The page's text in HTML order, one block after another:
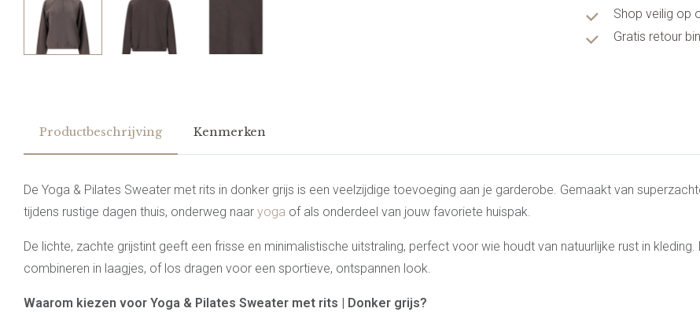
Shop veilig op
Gratis retour
Productbeschrijving Kenmerken
De Yoga & Pilates Sweater met rits in donker grijs is een veelzijdige toevoeging aan je garderobe. Gemaakt van
tijdens rustige dagen thuis, onderweg naar yoga of als onderdeel van jouw favoriete huispak.
De lichte, zachte grijstint geeft een frisse en minimalistische uitstraling, perfect voor wie houdt van natuurlijke rust in
combineren in laagjes, of los dragen voor een sportieve, ontspannen look.
Waarom kiezen voor Yoga & Pilates Sweater met rits | Donker grijs?